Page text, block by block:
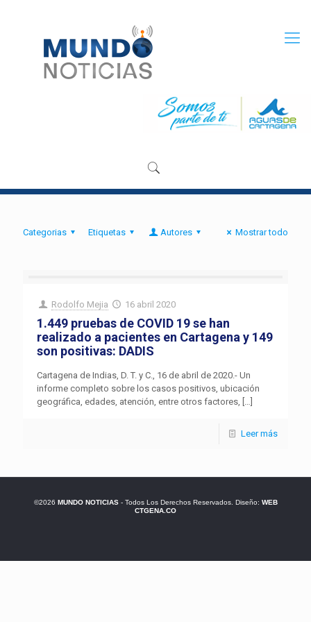
Categorias Etiquetas Autores Mostrar todo
Rodolfo Mejia 16 abril 2020
1.449 pruebas de COVID 19 se han
realizado a pacientes en Cartagena y 149
son positivas: DADIS
Cartagena de Indias, D. T. y C., 16 de abril de 2020.- Un
informe completo sobre los casos positivos, ubicación
geográfica, edades, atención, entre otros factores, […]
Leer más
©2026 MUNDO NOTICIAS- Todos Los Derechos Reservados. Diseño: WEB
CTGENA.CO